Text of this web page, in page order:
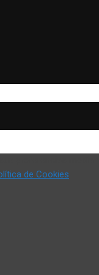
de Cookies